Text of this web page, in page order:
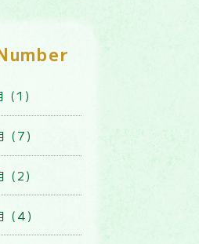
(1)
(7)
(2)
(4)